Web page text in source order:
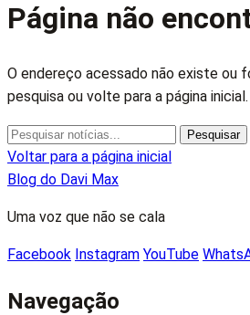
Página não
O endereço acessado não existe ou
pesquisa ou volte para a página inicial.
Pesquisar
por:
Pesquisar
Voltar para a página inicial
Blog do Davi Max
Uma voz que não se cala
Facebook Instagram YouTube
Navegação